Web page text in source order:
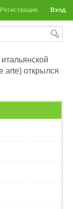
Вход
Регистрация
arte) открылся